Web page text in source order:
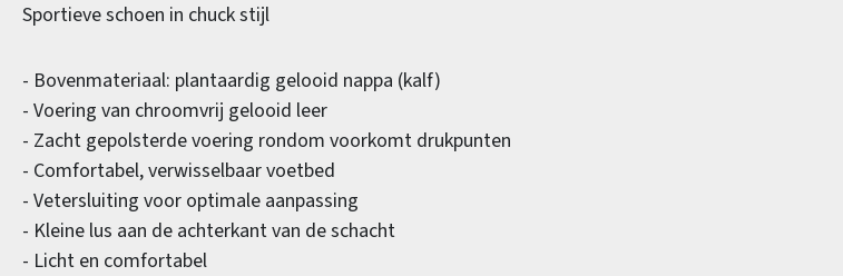
Sportieve schoen in chuck stijl
- Bovenmateriaal: plantaardig gelooid nappa (kalf)
- Voering van chroomvrij gelooid leer
- Zacht gepolsterde voering rondom voorkomt drukpunten
- Comfortabel, verwisselbaar voetbed
- Vetersluiting voor optimale aanpassing
- Kleine lus aan de achterkant van de schacht
- Licht en comfortabel